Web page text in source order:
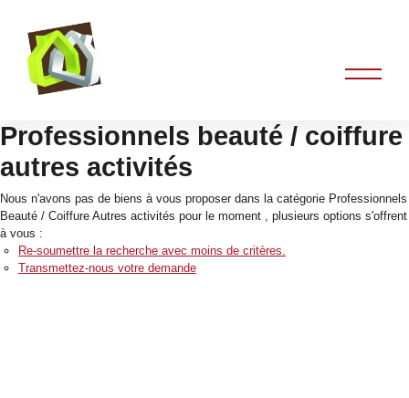
Professionnels beauté / coiffure
autres activités
Nous n'avons pas de biens à vous proposer dans la catégorie Professionnels
Beauté / Coiffure Autres activités pour le moment , plusieurs options s'offrent
à vous :
Re-soumettre la recherche avec moins de critères.
Transmettez-nous votre demande